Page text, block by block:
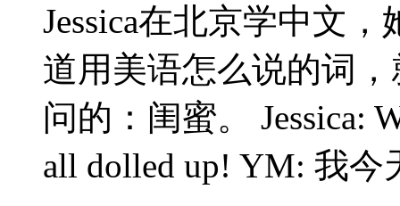
Jessica在北京学中文
道用美语怎么说的词
问的：闺蜜。 Jessica:
all dolled up! YM: 我